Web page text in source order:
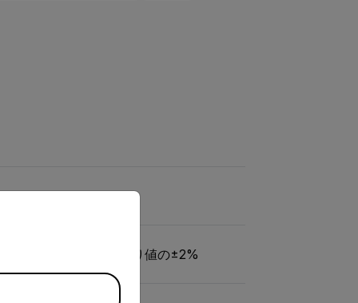
超) の場合は読み取り値の±2%
version of our website.